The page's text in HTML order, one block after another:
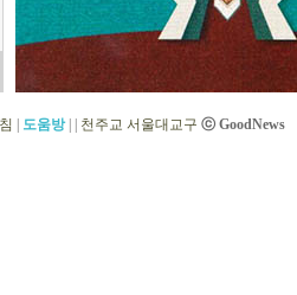
도움방 천주교 서울대교구 ⓒ GoodNews